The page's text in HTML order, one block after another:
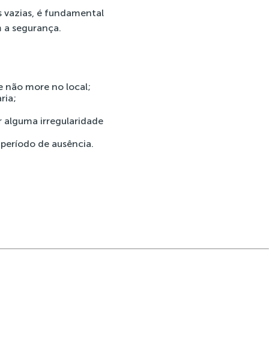
vazias, é fundamental
segurança.
não more no local;
alguma irregularidade
de ausência.